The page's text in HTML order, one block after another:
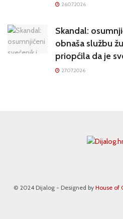
26.07.2026
Skandal:
obnaša službu
priopćila da je
27.07.2026
© 2024 Dijalog - Designed by House of